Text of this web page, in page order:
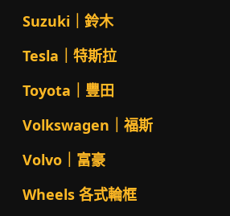
Suzuki｜鈴木
Tesla｜特斯拉
Toyota｜豐田
Volkswagen｜福斯
Volvo｜富豪
Wheels 各式輪框